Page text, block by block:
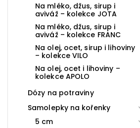
Na mléko, džus, sirup i
aviváž – kolekce JOTA
Na mléko, džus, sirup i
aviváž – kolekce FRANC
Na olej, ocet, sirup i lihoviny
– kolekce VILO
Na olej, ocet i lihoviny –
kolekce APOLO
Dózy na potraviny
Samolepky na kořenky
5 cm